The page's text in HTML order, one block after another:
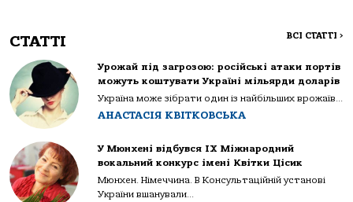
СТАТТІ ВСІ СТАТТІ >
Урожай під загрозою: російські атаки портів
можуть коштувати Україні мільярди доларів
Україна може зібрати один із найбільших врожаїв...
АНАСТАСІЯ КВІТКОВСЬКА
У Мюнхені відбувся IX Міжнародний
вокальний конкурс імені Квітки Цісик
Мюнхен. Німеччина. В Консультаційній установі
України вшанували...